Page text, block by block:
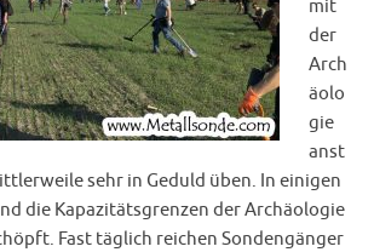
mit
der
Arch
äolo
gie
anst
sehr in Geduld üben. In einigen
die Kapazitätsgrenzen der Archäologie
Fast täglich reichen Sondengänger